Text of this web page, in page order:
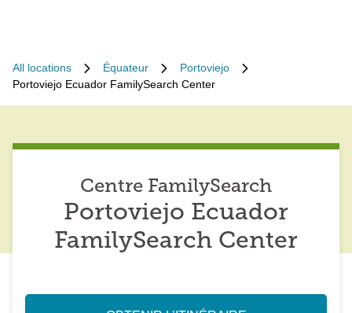
All locations Équateur
Portoviejo
Portoviejo Ecuador FamilySearch Center
Centre FamilySearch
Portoviejo Ecuador
FamilySearch Center